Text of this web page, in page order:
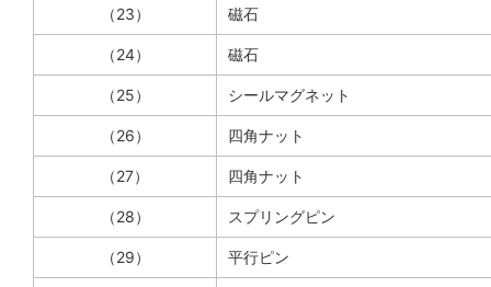
（23） 磁石
（24） 磁石
（25） シールマグネット
（26） 四角ナット
（27） 四角ナット
（28） スプリングピン
（29） 平行ピン